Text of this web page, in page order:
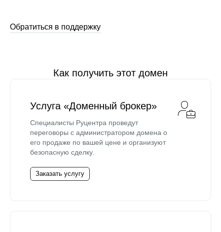
Обратиться в поддержку
Как получить этот домен
Услуга «Доменный брокер»
Специалисты Руцентра проведут
переговоры с администратором домена о
его продаже по вашей цене и организуют
безопасную сделку.
Заказать услугу